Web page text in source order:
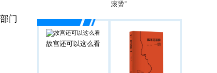
门
滚烫”
故宫还可以这么看